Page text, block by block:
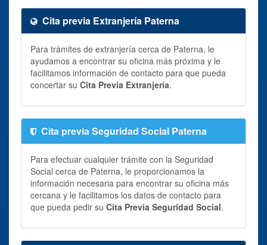
Cita previa Extranjería Paterna
Para trámites de extranjería cerca de Paterna, le
ayudamos a encontrar su oficina más próxima y le
facilitamos información de contacto para que pueda
concertar su Cita Previa Extranjería.
Cita previa Seguridad Social Paterna
Para efectuar cualquier trámite con la Seguridad
Social cerca de Paterna, le proporcionamos la
información necesaria para encontrar su oficina más
cercana y le facilitamos los datos de contacto para
que pueda pedir su Cita Previa Seguridad Social.